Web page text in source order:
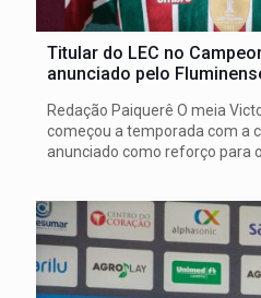
Titular do LEC no
anunciado pelo
Redação Paiquerê O meia
começou a temporada com a
anunciado como reforço para